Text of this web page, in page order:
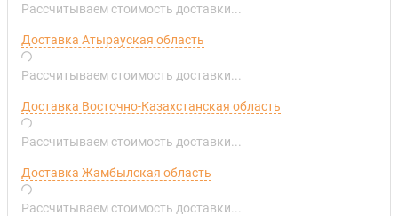
Рассчитываем стоимость доставки...
Доставка Атырауская область
Рассчитываем стоимость доставки...
Доставка Восточно-Казахстанская область
Рассчитываем стоимость доставки...
Доставка Жамбылская область
Рассчитываем стоимость доставки...